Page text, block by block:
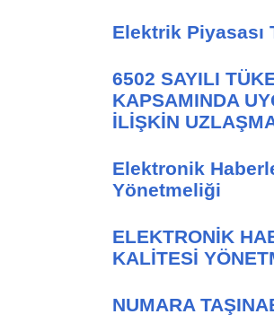
Elektrik
6502 SAYILI
KAPSAMINDA
İLİŞKİN
Elektronik
Yönetmeliği
ELEKTRONİK
KALİTESİ
NUMARA